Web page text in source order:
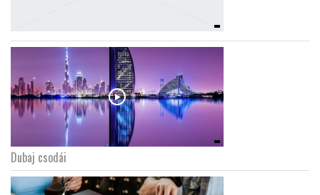
Dubaj csodái